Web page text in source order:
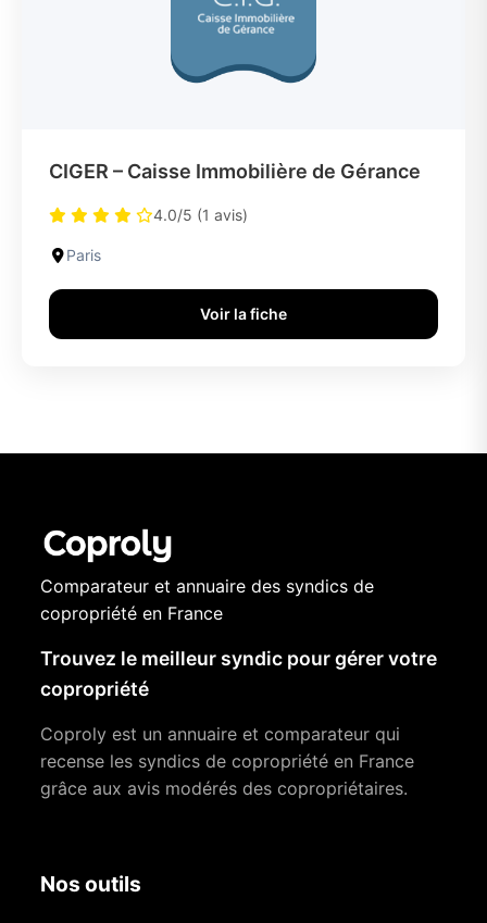
CIGER – Caisse Immobilière de Gérance
4.0/5 (1 avis)
Paris
Voir la fiche
Comparateur et annuaire des syndics de
copropriété en France
Trouvez le meilleur syndic pour gérer votre
copropriété
Coproly est un annuaire et comparateur qui
recense les syndics de copropriété en France
grâce aux avis modérés des copropriétaires.
Nos outils